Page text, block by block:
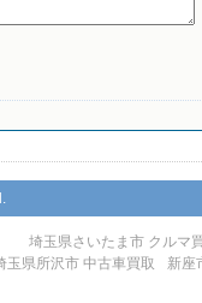
埼玉県さいたま市 クルマ
玉県所沢市 中古車買取
新座